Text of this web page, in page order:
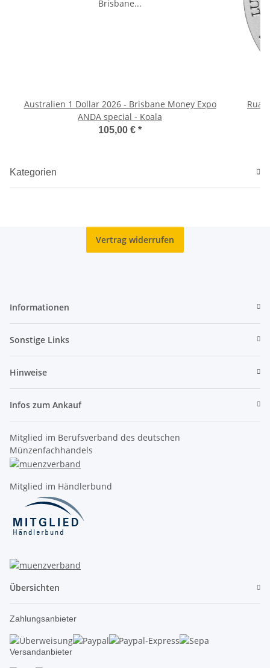
Australien 1 Dollar 2026 - Brisbane Money Expo
ANDA special - Koala
105,00 € *
Kategorien
Vertrag widerrufen
Informationen
Sonstige Links
Hinweise
Infos zum Ankauf
Mitglied im Berufsverband des deutschen
Münzenfachhandels
Mitglied im Händlerbund
Übersichten
Zahlungsanbieter
Versandanbieter